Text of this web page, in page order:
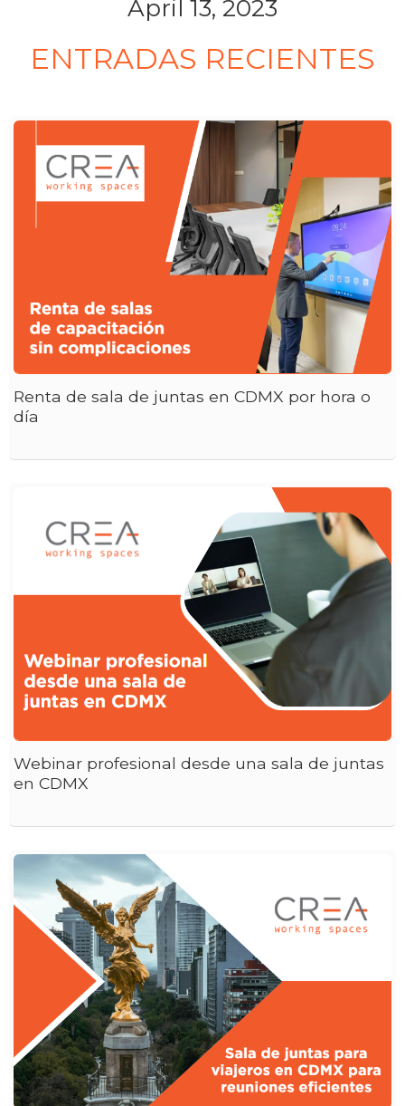
April 13, 2023
ENTRADAS RECIENTES
Renta de sala de juntas en CDMX por hora o
día
Webinar profesional desde una sala de juntas
en CDMX